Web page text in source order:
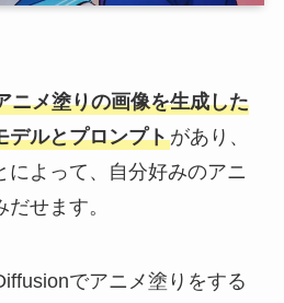
ニメ塗りの画像を生成した
デルとプロンプトがあり、
によって、自分好みのアニ
せます。
でアニメ塗りをする